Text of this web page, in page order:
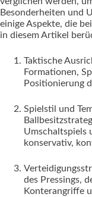
Besonderheiten und
einige Aspekte, die
in diesem Artikel
Taktische
Formationen,
Positionierung
Spielstil und
Umschaltspiels
konservativ,
des Pressings,
Konterangriffe